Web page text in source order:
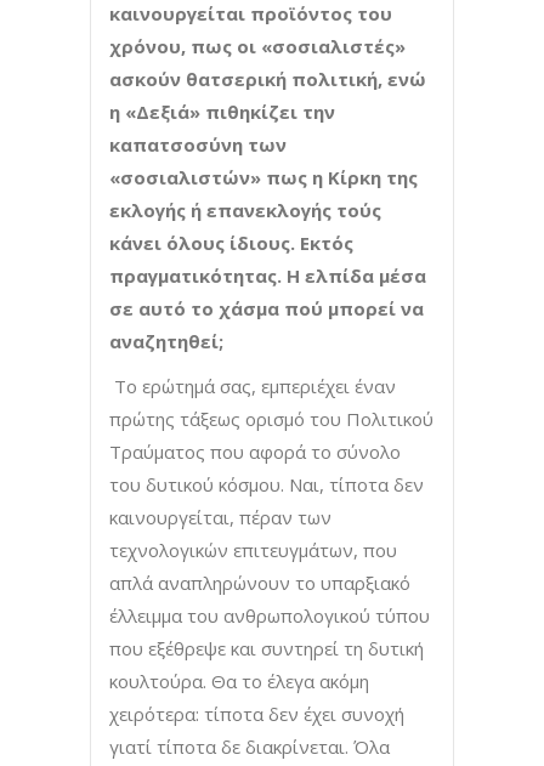
καινουργείται προϊόντος του
χρόνου, πως οι «σοσιαλιστές»
ασκούν θατσερική πολιτική, ενώ
η «Δεξιά» πιθηκίζει την
καπατσοσύνη των
«σοσιαλιστών» πως η Κίρκη της
εκλογής ή επανεκλογής τούς
κάνει όλους ίδιους. Εκτός
πραγματικότητας. Η ελπίδα μέσα
σε αυτό το χάσμα πού μπορεί να
αναζητηθεί;
Το ερώτημά σας, εμπεριέχει έναν
πρώτης τάξεως ορισμό του Πολιτικού
Τραύματος που αφορά το σύνολο
του δυτικού κόσμου. Ναι, τίποτα δεν
καινουργείται, πέραν των
τεχνολογικών επιτευγμάτων, που
απλά αναπληρώνουν το υπαρξιακό
έλλειμμα του ανθρωπολογικού τύπου
που εξέθρεψε και συντηρεί τη δυτική
κουλτούρα. Θα το έλεγα ακόμη
χειρότερα: τίποτα δεν έχει συνοχή
γιατί τίποτα δε διακρίνεται. Όλα